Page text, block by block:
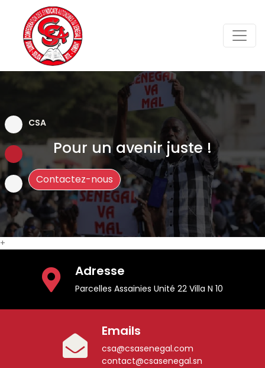
CSA
Pour un avenir juste !
Contactez-nous
+
Adresse
Parcelles Assainies Unité 22 Villa N 10
Emails
csa@csasenegal.com
contact@csasenegal.sn